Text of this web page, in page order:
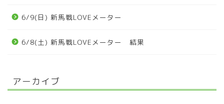
6/9(日) 新馬戦LOVEメーター
6/8(土) 新馬戦LOVEメーター 結果
アーカイブ